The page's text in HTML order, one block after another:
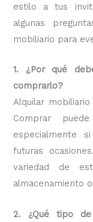
estilo a tus
algunas
mobiliario para
1. ¿Por qué
comprarlo?
Alquilar
Comprar
especialmente
futuras
variedad de
almacenamiento
2. ¿Qué tipo